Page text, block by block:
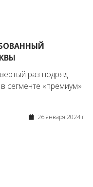
раз подряд
сегменте «премиум»
26 января 2024 г.